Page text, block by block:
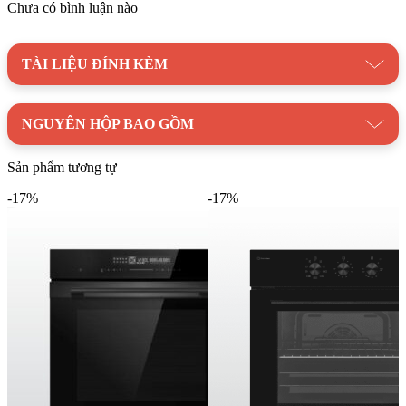
Đây là một thiết bị đa chức năng, tích hợp nhiều chế độ nấu ăn
nướng, nướng đối lưu và đặc biệt là chức năng nấu kết hợp (vi
sóng + nướng + đối lưu), giúp bạn chế biến đa dạng món ăn.
việc nấu nướng trở nên đơn giản hơn bao giờ hết.
Bảng điều khiển cảm ứng kết hợp núm vặn và màn hình LCD
các chức năng. Chức năng hẹn giờ giúp bạn chủ động hơn
trong việc nấu nướng, đảm bảo món ăn chín ngon mà không lo
bị cháy khét. Quạt đối lưu giúp nhiệt lượng lan tỏa đều khắp
lò, giúp thực phẩm chín đều từ trong ra ngoài và thơm ngon
Tính năng khóa bảng điều khiển đảm bảo an toàn cho trẻ em
và tránh làm gián đoạn quá trình nấu. Lò còn được trang bị các
tiện ích như tự làm mát lò, khay hứng mỡ và thanh trượt, tăng
Chưa có bình luận nào
TÀI LIỆU ĐÍNH KÈM
NGUYÊN HỘP BAO GỒM
Sản phẩm tương tự
-17%
-17%